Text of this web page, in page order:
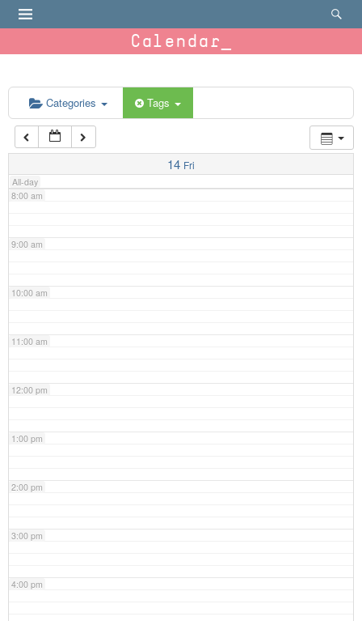
Calendar
Categories Tags
14 Fri
All-day
6:00 am
7:00 am
8:00 am
9:00 am
10:00 am
11:00 am
12:00 pm
1:00 pm
2:00 pm
3:00 pm
4:00 pm